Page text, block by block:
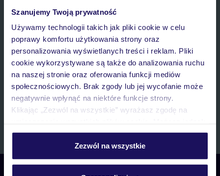
Szanujemy Twoją prywatność
Używamy technologii takich jak pliki cookie w celu
poprawy komfortu użytkowania strony oraz
personalizowania wyświetlanych treści i reklam. Pliki
cookie wykorzystywane są także do analizowania ruchu
na naszej stronie oraz oferowania funkcji mediów
społecznościowych. Brak zgody lub jej wycofanie może
negatywnie wpłynąć na niektóre funkcje strony.
Klikając „Zezwól na wszystkie” wyrażasz zgodę na
personalizować swój wybór wchodząc w zakładkę
Szczegółowe informacje o plikach cookie znajdziesz
Zezwól na wszystkie
Wyrażam zgodę na przetwarzanie danych osobowych przez TUI
Poland Sp. z o.o. i TUI Poland Dystrybucja Sp. z o.o. w celach
marketingowych, w zakresie oraz celu wskazanym w„Informacji o
przetwarzaniu danych osobowych” , poprzez elektroniczną formę
komunikacji (e-mail), także z użyciem tzw. automatycznych
systemów wywołujących.
Skontaktuj się z nami